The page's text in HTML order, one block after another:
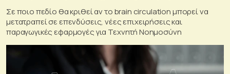
Σε ποιο πεδίο θα κριθεί αν το brain circulation μπορεί να
μετατραπεί σε επενδύσεις, νέες επιχειρήσεις και
παραγωγικές εφαρμογές για Τεχνητή Νοημοσύνη